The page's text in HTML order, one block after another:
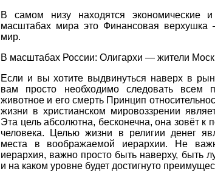
В самом низу находятся экономические
масштабах мира это Финансовая
мир.
В масштабах России: Олигархи — жители
Если и вы хотите выдвинуться наверх в
вам просто необходимо следовать всем
животное и его смерть Принцип
жизни в христианском мировоззрении
Эта цель абсолютна, бесконечна, она зовёт
человека. Целью жизни в религии денег
места в воображаемой иерархии. Не
иерархия, важно просто быть наверху, быть
и на каком уровне будет достигнуто